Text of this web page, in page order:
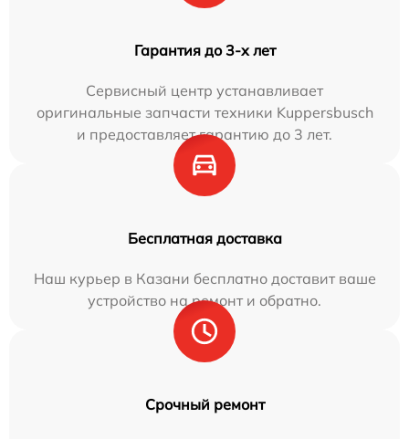
Гарантия до 3-х лет
Сервисный центр устанавливает
оригинальные запчасти техники Kuppersbusch
и предоставляет гарантию до 3 лет.
Бесплатная доставка
Наш курьер в Казани бесплатно доставит ваше
устройство на ремонт и обратно.
Срочный ремонт